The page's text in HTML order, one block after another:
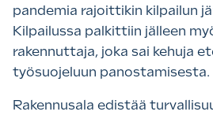
pandemia rajoittikin kilpailun
Kilpailussa palkittiin jälleen
rakennuttaja, joka sai kehuja
työsuojeluun panostamisesta.
Rakennusala edistää